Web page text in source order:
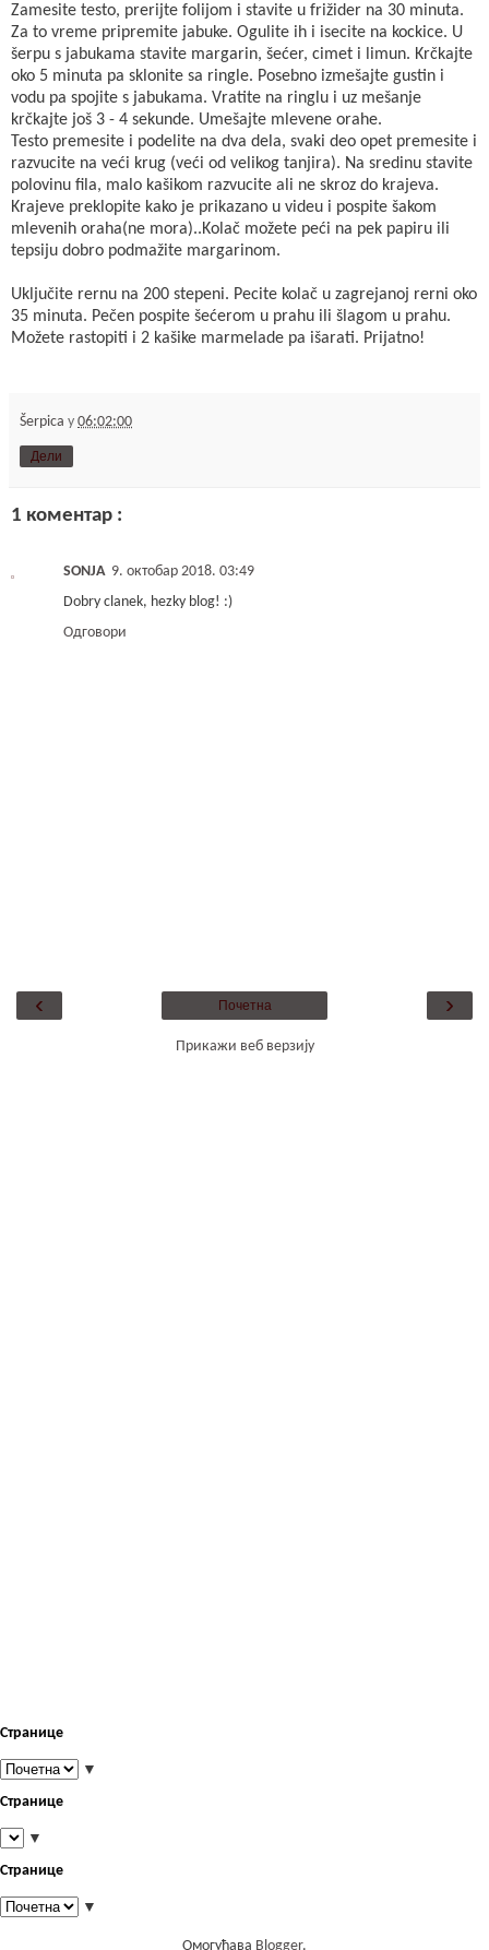
Zamesite testo, prerijte folijom i stavite u frižider na 30 minuta.
Za to vreme pripremite jabuke. Ogulite ih i isecite na kockice. U
šerpu s jabukama stavite margarin, šećer, cimet i limun. Krčkajte
oko 5 minuta pa sklonite sa ringle. Posebno izmešajte gustin i
vodu pa spojite s jabukama. Vratite na ringlu i uz mešanje
krčkajte još 3 - 4 sekunde. Umešajte mlevene orahe.
Testo premesite i podelite na dva dela, svaki deo opet premesite i
razvucite na veći krug (veći od velikog tanjira). Na sredinu stavite
polovinu fila, malo kašikom razvucite ali ne skroz do krajeva.
Krajeve preklopite kako je prikazano u videu i pospite šakom
mlevenih oraha(ne mora)..Kolač možete peći na pek papiru ili
tepsiju dobro podmažite margarinom.
Uključite rernu na 200 stepeni. Pecite kolač u zagrejanoj rerni oko
35 minuta. Pečen pospite šećerom u prahu ili šlagom u prahu.
Možete rastopiti i 2 kašike marmelade pa išarati. Prijatno!
Šerpica у 06:02:00
Дели
1 коментар :
SONJA 9. октобар 2018. 03:49
Dobry clanek, hezky blog! :)
Одговори
‹ ›
Почетна
Прикажи веб верзију
Странице
▼
Странице
▼
Странице
▼
Омогућава Blogger.